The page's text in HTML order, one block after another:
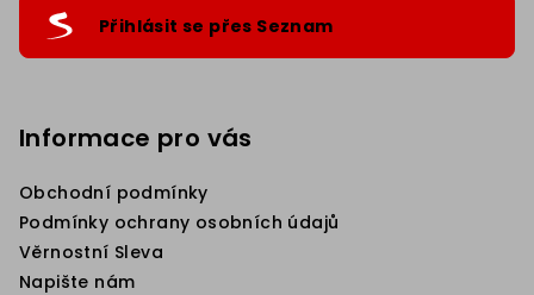
Přihlásit se přes Seznam
Informace pro vás
Obchodní podmínky
Podmínky ochrany osobních údajů
Věrnostní Sleva
Napište nám